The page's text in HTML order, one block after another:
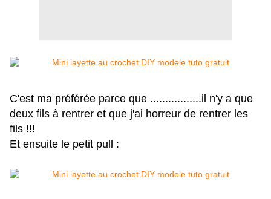
C'est ma préférée parce que .................il n'y a que
deux fils à rentrer et que j'ai horreur de rentrer les
fils !!!
Et ensuite le petit pull :